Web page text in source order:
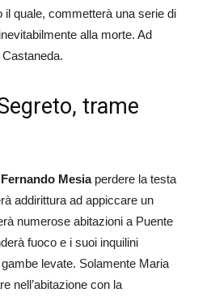
il quale, commetterà una serie di
alla morte. Ad
trame
Fernando Mesiaperdere la testa
addirittura ad appiccare un
numerose abitazioni a Puente
fuoco e i suoi inquilini
levate. Solamente Maria
nell’abitazione con la